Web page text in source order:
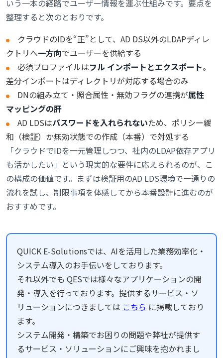
いう一本の経路でユーザー情報を運ぶ仕組みです。要点を
整理すると次のとおりです。
クラウドのIDを“正”として、AD DS以外のLDAPディレ
クトリへ一方向でユーザーを供給する
必須プロファイルはフル インポートとエクスポート。
差分インポートはディレクトリが対応する場合のみ
DNの組み立て・照合属性・無効フラグの連携が属性
マッピングの肝
AD LDSはパスワードを入れられないため、ポリシー緩
和（検証）か無効状態での作成（本番）で対処する
「クラウドでIDを一元管理しつつ、社内のLDAP依存アプリ
も活かしたい」という現実的な要件に応えられるのが、こ
の構成の価値です。まずは検証用のAD LDS環境で一通りの
流れを試し、制限事項を体感してから本番設計に進むのが
おすすめです。
QUICK E-Solutionsでは、AIを活用した業務効率化・
システム導入のお手伝いをしております。
それ以外でも QESでは様々なアプリケーションの開
発・導入を行っております。提供するサービス・ソ
リューションにつきましては こちら に掲載しており
ます。
システム開発・構築でお困りの問題や弊社が提供す
るサービス・ソリューションにご興味を抱かれまし